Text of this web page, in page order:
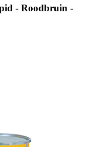
- Roodbruin -